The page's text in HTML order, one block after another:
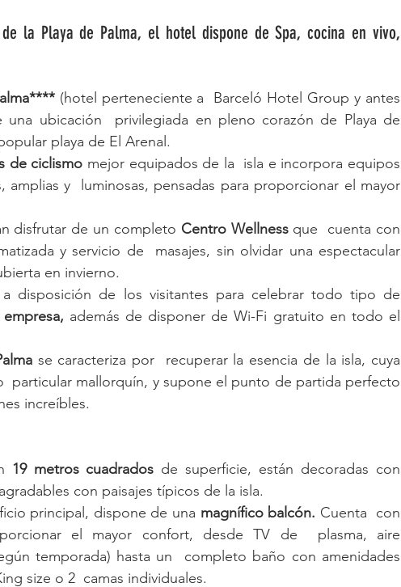
la Playa de Palma, el hotel dispone de Spa, cocina en vivo,
(hotel perteneciente a  Barceló Hotel Group y antes
una ubicación  privilegiada en pleno corazón de Playa de
playa de El Arenal.
de ciclismo mejor equipados de la  isla e incorpora equipos
amplias y  luminosas, pensadas para proporcionar el mayor
disfrutar de un completo Centro Wellness que  cuenta con
y servicio de  masajes, sin olvidar una espectacular
en invierno.
a disposición de los visitantes para celebrar todo tipo de
además de disponer de Wi-Fi gratuito en todo el
se caracteriza por  recuperar la esencia de la isla, cuya
particular mallorquín, y supone el punto de partida perfecto
increíbles.
19 metros cuadrados de superficie, están decoradas con
con paisajes típicos de la isla.
principal, dispone de una magnífico balcón. Cuenta  con
el mayor confort, desde TV de  plasma, aire
temporada) hasta un  completo baño con amenidades
size o 2  camas individuales.